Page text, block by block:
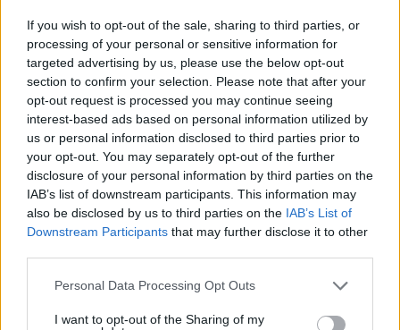
If you wish to opt-out of the sale, sharing to third parties, or
processing of your personal or sensitive information for
targeted advertising by us, please use the below opt-out
section to confirm your selection. Please note that after your
opt-out request is processed you may continue seeing
interest-based ads based on personal information utilized by
us or personal information disclosed to third parties prior to
your opt-out. You may separately opt-out of the further
disclosure of your personal information by third parties on the
IAB’s list of downstream participants. This information may
also be disclosed by us to third parties on the IAB’s List of
Downstream Participants that may further disclose it to other
Please note that this website/app uses one or more Google
not limited to your visit or usage behaviour. You may click to
Personal Data Processing Opt Outs
I want to opt-out of the Sharing of my
Συνεδριάζει υπό τον Μητσοτάκη η Κυβερνητική
Επιτροπή Βιομηχανίας, στο τραπέζι η επόμενη φάση της
παραγωγικής στρατηγικής
πριν 24 λεπτά
4 μύθοι για τη συμπεριφορά του σκύλου που θα σας
εκπλήξουν
πριν 26 λεπτά
Το Ιράν πετά το μπαλάκι στις ΗΠΑ για το Ορμούζ: Το
άνοιγμα θα εξαρτηθεί από εκείνους, λέει η Τεχεράνη
μετά τη συμφωνία με το Ομάν
πριν 30 λεπτά
O Τραμπ ξεκίνησε τις επιθέσεις κατά του Αμπντούλ Ελ
Σαγέντ που κέρδισε το χρίσμα των Δημοκρατικών στο